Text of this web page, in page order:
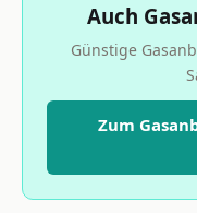
Auch
Günstige
Zum